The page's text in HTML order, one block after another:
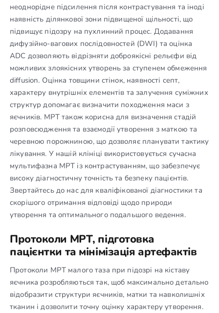
неоднорідне підсилення після контрастування та іноді
наявність ділянкової зони підвищеної щільності, що
підвищує підозру на пухлинний процес. Додавання
дифузійно-вагових послідовностей (DWI) та оцінка
ADC дозволяють відрізняти доброякісні рельєфи від
можливих злоякісних утворень за ступенем обмеження
diffusion. Оцінка товщини стінок, наявності септ,
характеру внутрішніх елементів та залучення суміжних
структур допомагає визначити походження маси з
яєчників. МРТ також корисна для визначення стадій
розповсюдження та взаємодії утворення з маткою та
черевною порожниною, що дозволяє планувати тактику
лікування. У нашій клініці використовується сучасна
мультифазна МРТ із контрастуванням, що забезпечує
високу діагностичну точність та безпеку пацієнтів.
Звертайтесь до нас для кваліфікованої діагностики та
скорішого отримання відповіді щодо природи
утворення та оптимального подальшого ведення.
Протоколи МРТ, підготовка
пацієнтки та мінімізація артефактів
Протоколи МРТ малого таза при підозрі на кіставу
яєчника розробляються так, щоб максимально детально
відобразити структури яєчників, матки та навколишніх
тканин і дозволити точну оцінку характеру утворення.